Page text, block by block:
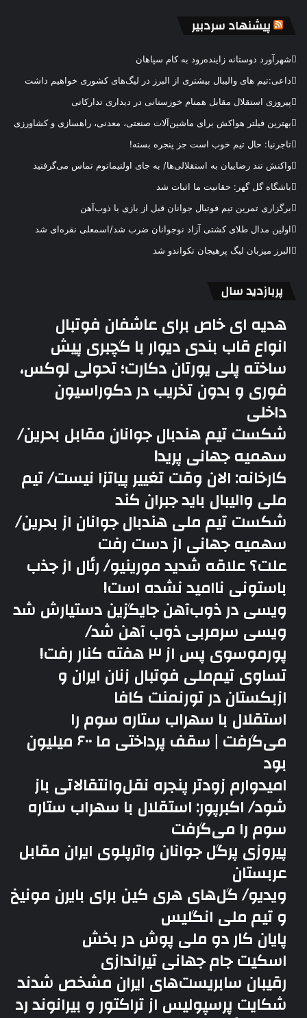
پیشنهاد سردبیر
شهرآورد دوستانه زاینده‌رود به کام سپاهان
داعی:تیم های والیبال بیشتری از البرز در لیگ‌های کشوری خواهیم داشت
پیروزی استقلال مقابل همنام خوزستانی در دیداری تدارکاتی
بهترین فیلتر هواکش برای ماشین‌آلات صنعتی، معدنی، راهسازی و کشاورزی
تاجرنیا: حال تیم خوب است جز پنجره بسته!
واکنش تند رضاییان به استقلالی‌ها/ به جای اولتیماتوم تماس می‌گرفتید
باشگاه گل گهر: حقانیت ما اثبات شد
برگزاری تمرین تیم فوتبال جوانان قبل از بازی با ذوب‌آهن
اولین مدال طلای کشتی آزاد نوجوانان ضرب شد/اسمعلی نقره‌ای شد
البرز میزبان لیگ پرهیجان تکواندو شد
پربازدید سال
هدیه ای خاص برای عاشفان فوتبال
انواع قاب بندی دیوار با گچبری پیش
ساخته پلی یورتان دکارت؛ تحولی لوکس،
فوری و بدون تخریب در دکوراسیون
داخلی
شکست تیم هندبال جوانان مقابل بحرین/
سهمیه جهانی پرید!
کارخانه: الان وقت تغییر پیاتزا نیست/ تیم
ملی والیبال باید جبران کند
شکست تیم ملی هندبال جوانان از بحرین/
سهمیه جهانی از دست رفت
علت؟ علاقه شدید مورینیو/ رئال از جذب
باستونی ناامید نشده است!
ویسی در ذوب‌آهن جایگزین دستیارش شد
ویسی سرمربی ذوب آهن شد/
پورموسوی پس از ۳ هفته کنار رفت!
تساوی تیم‌ملی فوتبال زنان ایران و
ازبکستان در تورنمنت کافا
استقلال با سهراب ستاره سوم را
می‌گرفت | سقف پرداختی ما ۶۰۰ میلیون
بود
امیدوارم زودتر پنجره نقل‌وانتقالاتی باز
شود/ اکبرپور: استقلال با سهراب ستاره
سوم را می‌گرفت
پیروزی پرگل جوانان واترپلوی ایران مقابل
عربستان
ویدیو/ گل‌های هری‌ کین برای بایرن مونیخ
و تیم ملی انگلیس
پایان کار دو ملی پوش در بخش
اسکیت جام جهانی تیراندازی
رقیبان سابریست‌های ایران مشخص شدند
شکایت پرسپولیس از تراکتور و بیرانوند رد